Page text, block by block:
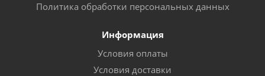
Политика обработки персональных данных
Информация
Условия оплаты
Условия доставки